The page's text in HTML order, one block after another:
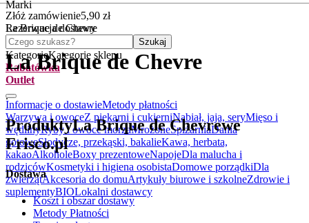
Złóż zamówienie5,90 zł
Rezerwacja dostawy
Czego szukasz?
Szukaj
KategorieKategorie sklepu
Rabatówka
Outlet
Informacje o dostawieMetody płatności
Warzywa i owoceZ piekarni i cukierniNabiał, jaja, seryMięso i
wędlinyRyby i owoce morzaMrożoneSpiżarniaDania
gotoweSłodycze, przekąski, bakalieKawa, herbata,
kakaoAlkoholeBoxy prezentoweNapojeDla malucha i
rodzicówKosmetyki i higiena osobistaDomowe porządkiDla
zwierzątAkcesoria do domuArtykuły biurowe i szkolneZdrowie i
suplementyBIOLokalni dostawcy
Marki
La Brique de Chevre
La Brique de Chevre
.
ProduktyLa Brique de Chevrewe
Frisco.pl
Dostawa
Koszt i obszar dostawy
Metody Płatności